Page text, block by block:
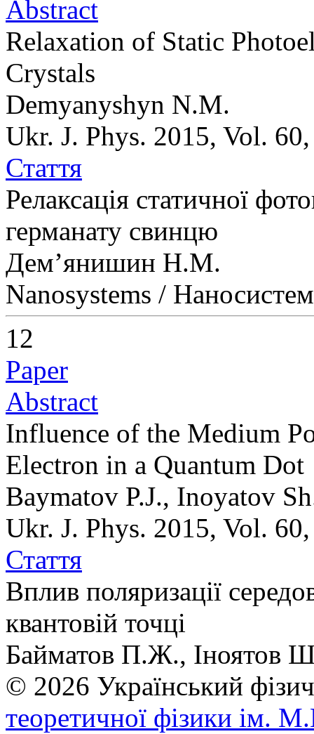
Abstract
Relaxation of Static
Crystals
Demyanyshyn N.M.
Ukr. J. Phys. 2015, Vol.
Стаття
Релаксація статичної
германату свинцю
Дем’янишин Н.М.
Nanosystems /
12
Paper
Abstract
Influence of the Medium
Electron in a Quantum Dot
Baymatov P.J., Inoyatov
Ukr. J. Phys. 2015, Vol.
Стаття
Вплив поляризації
квантовій точці
Байматов П.Ж., Іноятов
© 2026 Український
теоретичної фізики ім.